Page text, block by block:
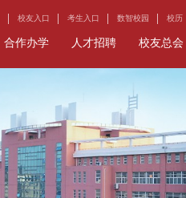
校友入口 考生入口 数智校园 校历
合作办学 人才招聘 校友总会